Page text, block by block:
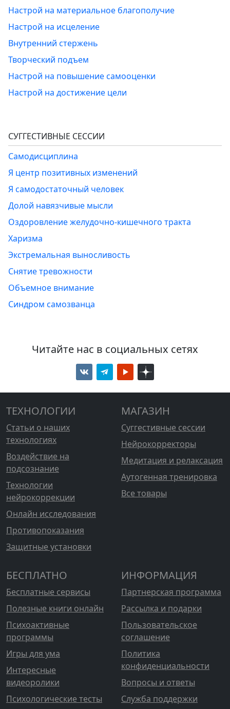
Настрой на материальное благополучие
Настрой на исцеление
Внутренний стержень
Творческий подъем
Настрой на повышение самооценки
Настрой на достижение цели
СУГГЕСТИВНЫЕ СЕССИИ
Самодисциплина
Я центр позитивных изменений
Я самодостаточный человек
Долой навязчивые мысли
Оздоровление желудочно-кишечного тракта
Харизма
Экстремальная выносливость
Снятие тревожности
Объемное внимание
Синдром самозванца
Читайте нас в социальных сетях
ТЕХНОЛОГИИ
Статьи о наших
технологиях
Воздействие на
подсознание
Технологии
нейрокоррекции
Онлайн исследования
Противопоказания
Защитные установки
МАГАЗИН
Суггестивные сессии
Нейрокорректоры
Медитация и релаксация
Аутогенная тренировка
Все товары
БЕСПЛАТНО
Бесплатные сервисы
Полезные книги онлайн
Психоактивные
программы
Игры для ума
Интересные
видеоролики
Психологические тесты
ИНФОРМАЦИЯ
Партнерская программа
Рассылка и подарки
Пользовательское
соглашение
Политика
конфиденциальности
Вопросы и ответы
Служба поддержки